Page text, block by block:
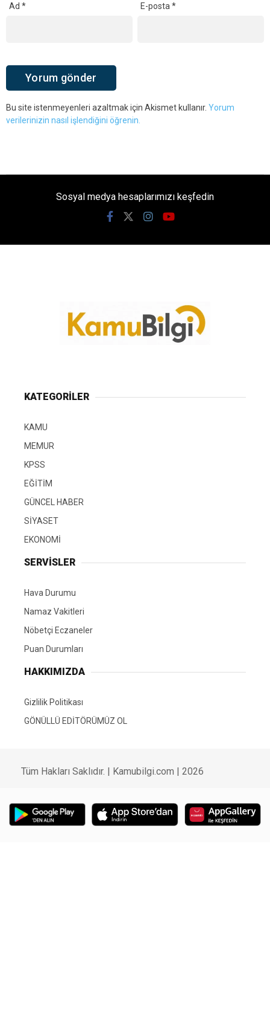
Ad * E-posta*
Bu site istenmeyenleri azaltmak için Akismet kullanır. Yorum
verilerinizin nasıl işlendiğini öğrenin.
Sosyal medya hesaplarımızı keşfedin
KATEGORİLER
KAMU
MEMUR
KPSS
EĞİTİM
GÜNCEL HABER
SİYASET
EKONOMİ
SERVİSLER
Hava Durumu
Namaz Vakitleri
Nöbetçi Eczaneler
Puan Durumları
HAKKIMIZDA
Gizlilik Politikası
GÖNÜLLÜ EDİTÖRÜMÜZ OL
Tüm Hakları Saklıdır. | Kamubilgi.com | 2026